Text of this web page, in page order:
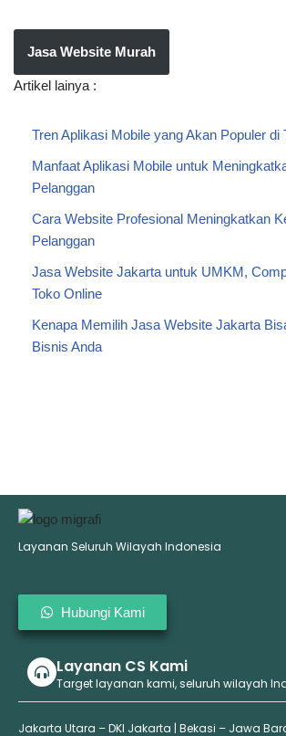
Jasa Website Murah
Artikel lainya :
Tren Aplikasi Mobile yang Akan Populer di
Manfaat Aplikasi Mobile untuk
Pelanggan
Cara Website Profesional Meningkatkan
Pelanggan
Jasa Website Jakarta untuk UMKM,
Toko Online
Kenapa Memilih Jasa Website Jakarta
Bisnis Anda
Layanan Seluruh Wilayah Indonesia
Hubungi Kami
Layanan CS Kami
Target layanan kami, seluruh wilayah
Jakarta Utara – DKI Jakarta | Bekasi – Jawa